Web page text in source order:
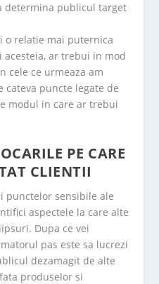
determina publicul target
o relatie mai puternica
ar trebui in mod
cele ce urmeaza am
cateva puncte legate de
modul in care ar trebui
PE CARE
CLIENTII
punctelor sensibile ale
aspectele la care alte
Dupa ce vei
pas este sa lucrezi
dezamagit de alte
produselor si